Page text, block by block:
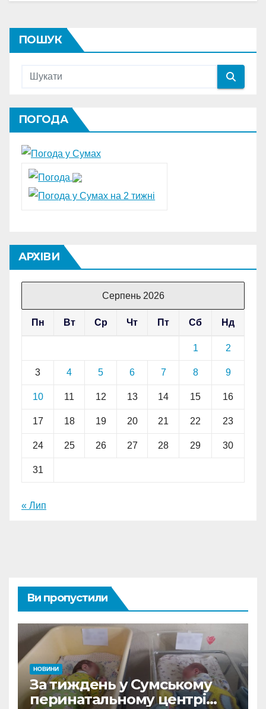
ПОШУК
ПОГОДА
АРХІВИ
Серпень 2026
Пн Вт Ср Чт Пт Сб Нд
1 2
3 4 5 6 7 8 9
10 11 12 13 14 15 16
17 18 19 20 21 22 23
24 25 26 27 28 29 30
31
« Лип
Ви пропустили
НОВИНИ
За тиждень у Сумському
перинатальному центрі